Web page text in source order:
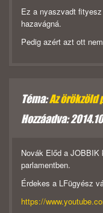
Ez a nyaszvadt
hazavágná.
Pedig azért azt ott
Téma:Az
Hozzáadva:
Novák Előd a JOBBIK
parlamentben.
Érdekes a LFügyész
https://